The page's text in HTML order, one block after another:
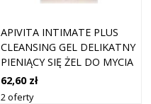
APIVITA INTIMATE PLUS
CLEANSING GEL DELIKATNY
PIENIĄCY SIĘ ŻEL DO MYCIA
DO HIGIENY INTYMNEJ 300
ML
62,60 zł
2 oferty